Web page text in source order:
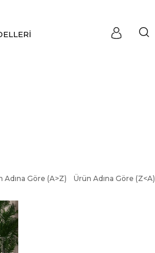
Adına Göre (A>Z) Ürün Adına Göre (Z<A)